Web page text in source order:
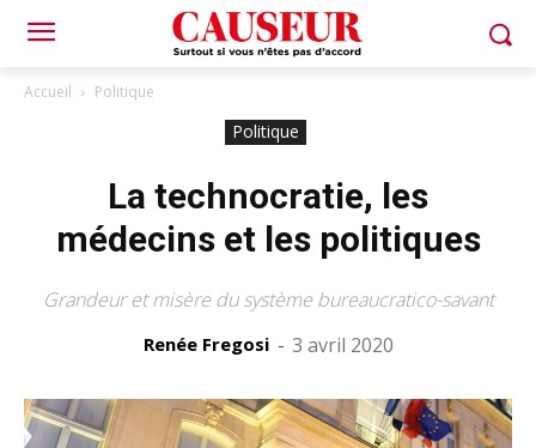
Accueil Politique
Politique
La technocratie, les
médecins et les politiques
Grandeur et misère du système bureaucratico-savant
Renée Fregosi - 3 avril 2020